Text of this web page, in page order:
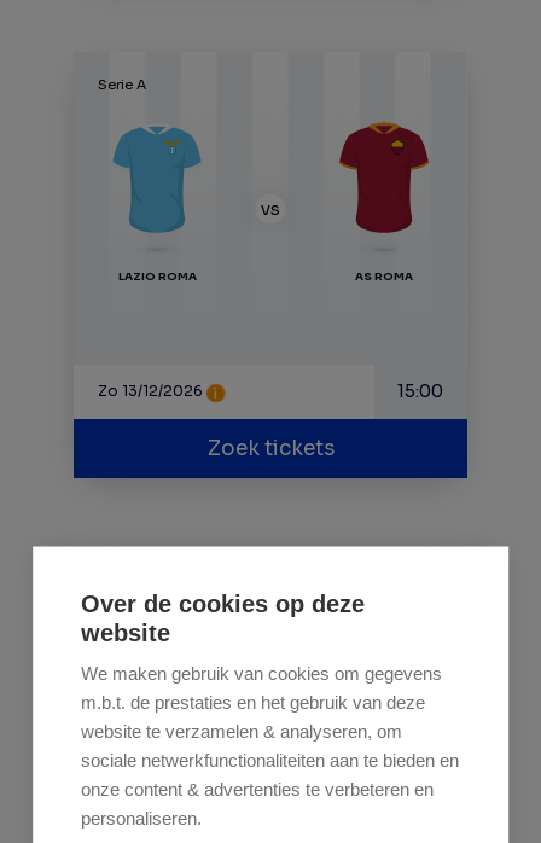
Over de cookies op deze
website
We maken gebruik van cookies om gegevens
m.b.t. de prestaties en het gebruik van deze
website te verzamelen & analyseren, om
sociale netwerkfunctionaliteiten aan te bieden en
onze content & advertenties te verbeteren en
personaliseren.
Serie A
LAZIO ROMA AS ROMA
VS
Zo 13/12/2026 15:00
Zoek tickets
VS